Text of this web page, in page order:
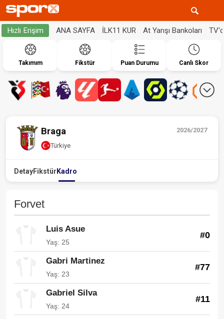
Hızlı Erişim ANA SAYFA İLK11 KUR At Yarışı Bankoları
Takımım Fikstür Puan Durumu Canlı Skor
2026/2027
Braga
Türkiye
DetayFikstür Kadro
Forvet
Luis Asue
Yaş: 25
#0
Gabri Martinez
Yaş: 23
#77
Gabriel Silva
Yaş: 24
#11